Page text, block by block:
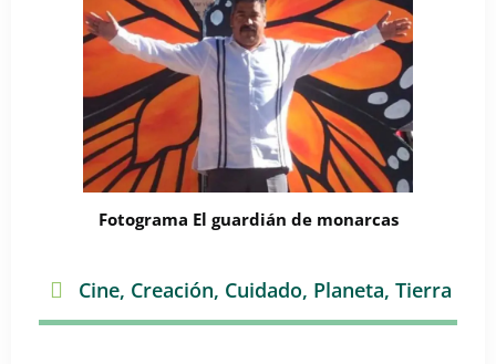
Fotograma El guardián de monarcas
Cine, Creación, Cuidado, Planeta, Tierra